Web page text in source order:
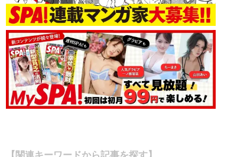
【関連キーワードから記事を探す】